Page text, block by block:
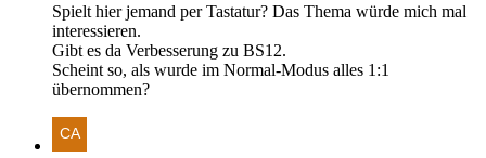
Spielt hier jemand per Tastatur? Das Thema würde mich mal
interessieren.
Gibt es da Verbesserung zu BS12.
Scheint so, als wurde im Normal-Modus alles 1:1
übernommen?